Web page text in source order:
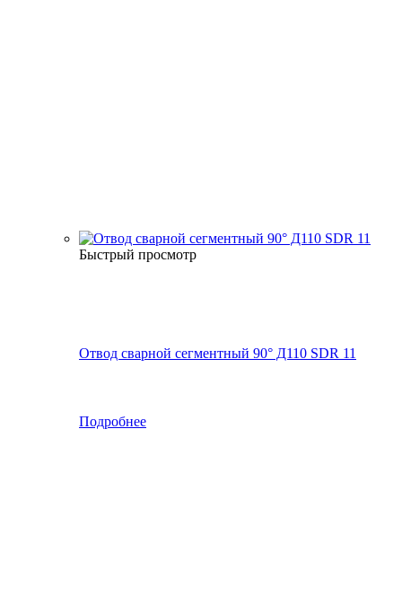
Быстрый просмотр
Отвод сварной сегментный 90° Д110 SDR 11
Подробнее